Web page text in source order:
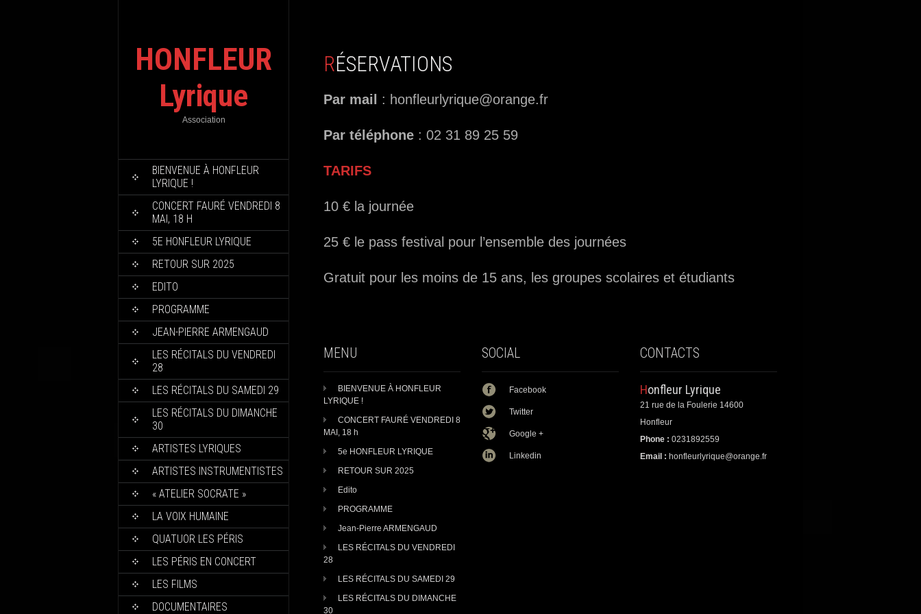
HONFLEUR
Lyrique
Association
BIENVENUE À HONFLEUR
LYRIQUE !
CONCERT FAURÉ VENDREDI 8
MAI, 18 H
5E HONFLEUR LYRIQUE
RETOUR SUR 2025
EDITO
PROGRAMME
JEAN-PIERRE ARMENGAUD
LES RÉCITALS DU VENDREDI
28
LES RÉCITALS DU SAMEDI 29
LES RÉCITALS DU DIMANCHE
30
ARTISTES LYRIQUES
ARTISTES INSTRUMENTISTES
« ATELIER SOCRATE »
LA VOIX HUMAINE
QUATUOR LES PÉRIS
LES PÉRIS EN CONCERT
LES FILMS
DOCUMENTAIRES
RÉSERVATIONS
Par mail : honfleurlyrique@orange.fr
Par téléphone : 02 31 89 25 59
TARIFS
10 € la journée
25 € le pass festival pour l’ensemble des journées
Gratuit pour les moins de 15 ans, les groupes scolaires et étudiants
MENU
BIENVENUE À HONFLEUR
LYRIQUE !
CONCERT FAURÉ VENDREDI 8
MAI, 18 h
5e HONFLEUR LYRIQUE
RETOUR SUR 2025
Edito
PROGRAMME
Jean-Pierre ARMENGAUD
LES RÉCITALS DU VENDREDI
28
LES RÉCITALS DU SAMEDI 29
LES RÉCITALS DU DIMANCHE
30
SOCIAL
Facebook
Twitter
Google +
Linkedin
CONTACTS
Honfleur Lyrique
21 rue de la Foulerie 14600
Honfleur
Phone : 0231892559
Email : honfleurlyrique@orange.fr